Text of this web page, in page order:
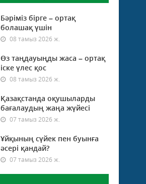
Бәріміз бірге – ортақ
болашақ үшін
08 тамыз 2026 ж.
Өз таңдауыңды жаса – ортақ
іске үлес қос
08 тамыз 2026 ж.
Қазақстанда оқушыларды
бағалаудың жаңа жүйесі
07 тамыз 2026 ж.
Ұйқының сүйек пен буынға
әсері қандай?
07 тамыз 2026 ж.